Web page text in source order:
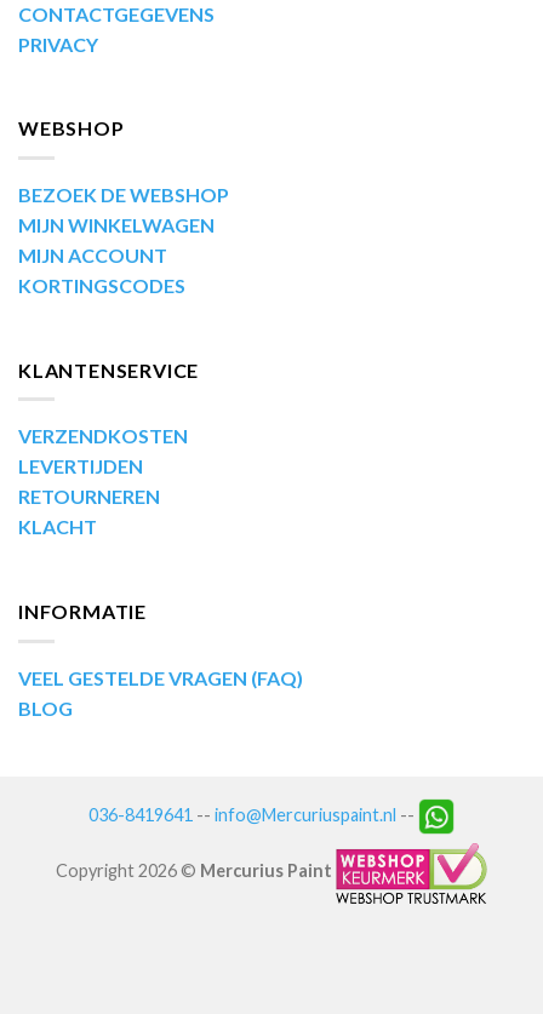
CONTACTGEGEVENS
PRIVACY
WEBSHOP
BEZOEK DE WEBSHOP
MIJN WINKELWAGEN
MIJN ACCOUNT
KORTINGSCODES
KLANTENSERVICE
VERZENDKOSTEN
LEVERTIJDEN
RETOURNEREN
KLACHT
INFORMATIE
VEEL GESTELDE VRAGEN (FAQ)
BLOG
036-8419641 -- info@Mercuriuspaint.nl --
Copyright 2026 © Mercurius Paint